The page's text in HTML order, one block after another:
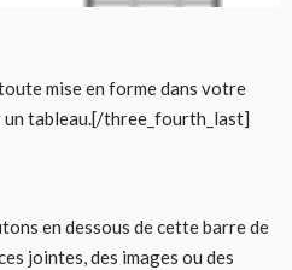
mise en forme dans votre
tableau.[/three_fourth_last]
en dessous de cette barre de
jointes, des images ou des